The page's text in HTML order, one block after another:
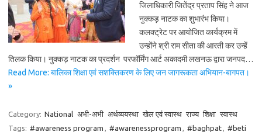
जिलाधिकारी जितेंद्र प्रताप सिंह ने आज
नुक्कड़ नाटक का शुभारंभ किया।
कलक्ट्रेट पर आयोजित कार्यक्रम में
उन्होंने श्री राम सीता की आरती कर उन्हें
तिलक किया। नुक्कड़ नाटक का प्रदर्शन परफॉर्मिंग आर्ट अकादमी लखनऊ द्वारा जनपद…
Read More: बालिका शिक्षा एवं सशक्तिकरण के लिए जन जागरूकता अभियान-बागपत।
»
Category: National अभी-अभी अर्थव्ययस्था खेल एवं स्वास्थ राज्य शिक्षा स्वास्थ
Tags: #awareness program , #awarenessprogram , #baghpat, #beti